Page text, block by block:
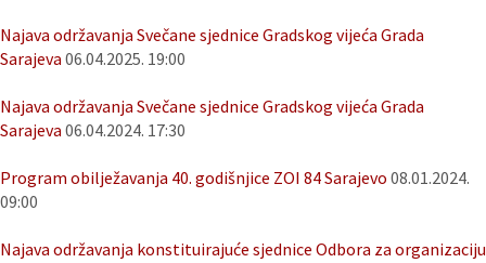
Najava održavanja Svečane sjednice Gradskog vijeća Grada
Sarajeva 06.04.2025. 19:00
Najava održavanja Svečane sjednice Gradskog vijeća Grada
Sarajeva 06.04.2024. 17:30
Program obilježavanja 40. godišnjice ZOI 84 Sarajevo 08.01.2024.
09:00
Najava održavanja konstituirajuće sjednice Odbora za organizaciju